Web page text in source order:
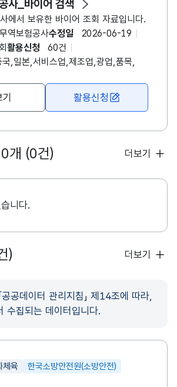
사_바이어 검색
에서 보유한 바이어 조회 자료입니다.
역보험공사수정일
2026-06-19
활용신청
60건
국,일본,서비스업,제조업,광업,품목,
활용신청
0개 (0건) 더보기
니다.
) 더보기
공공데이터 관리지침」 제14조에 따라,
수집되는 데이터입니다.
체육
한국소방안전원(소방안전)